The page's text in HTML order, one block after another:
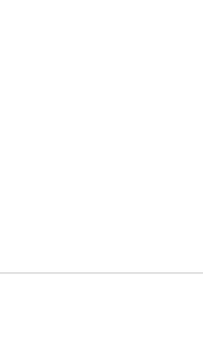
personnes à 25 €. Vous
juste à côté de la